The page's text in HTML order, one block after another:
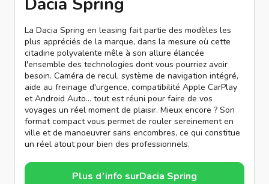
La Dacia Spring en leasing fait partie des modèles les
plus appréciés de la marque, dans la mesure où cette
citadine polyvalente mêle à son allure élancée
l'ensemble des technologies dont vous pourriez avoir
besoin. Caméra de recul, système de navigation intégré,
aide au freinage d'urgence, compatibilité Apple CarPlay
et Android Auto... tout est réuni pour faire de vos
voyages un réel moment de plaisir. Mieux encore ? Son
format compact vous permet de rouler sereinement en
ville et de manoeuvrer sans encombres, ce qui constitue
un réel atout pour bien des professionnels.
Plus d’info surDacia Spring